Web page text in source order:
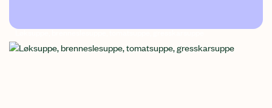
Løksuppe, brenneslesuppe, tomatsuppe, gresskarsuppe